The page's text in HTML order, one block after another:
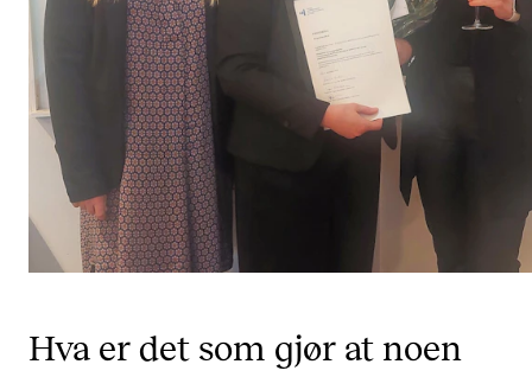
CREMAH
NordART
Prosjekter
Publikasjoner
INTERNASJONALT
Utveksling
Samarbeidsprosjekter
Hva er det som gjør at noen